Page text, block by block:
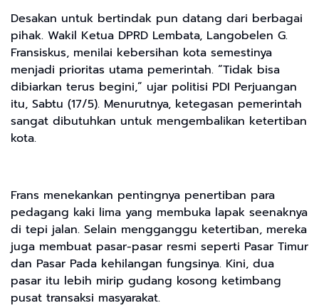
Desakan untuk bertindak pun datang dari berbagai
pihak. Wakil Ketua DPRD Lembata, Langobelen G.
Fransiskus, menilai kebersihan kota semestinya
menjadi prioritas utama pemerintah. “Tidak bisa
dibiarkan terus begini,” ujar politisi PDI Perjuangan
itu, Sabtu (17/5). Menurutnya, ketegasan pemerintah
sangat dibutuhkan untuk mengembalikan ketertiban
kota.
Frans menekankan pentingnya penertiban para
pedagang kaki lima yang membuka lapak seenaknya
di tepi jalan. Selain mengganggu ketertiban, mereka
juga membuat pasar-pasar resmi seperti Pasar Timur
dan Pasar Pada kehilangan fungsinya. Kini, dua
pasar itu lebih mirip gudang kosong ketimbang
pusat transaksi masyarakat.